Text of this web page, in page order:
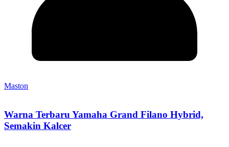
Maston
Warna Terbaru Yamaha Grand Filano Hybrid,
Semakin Kalcer